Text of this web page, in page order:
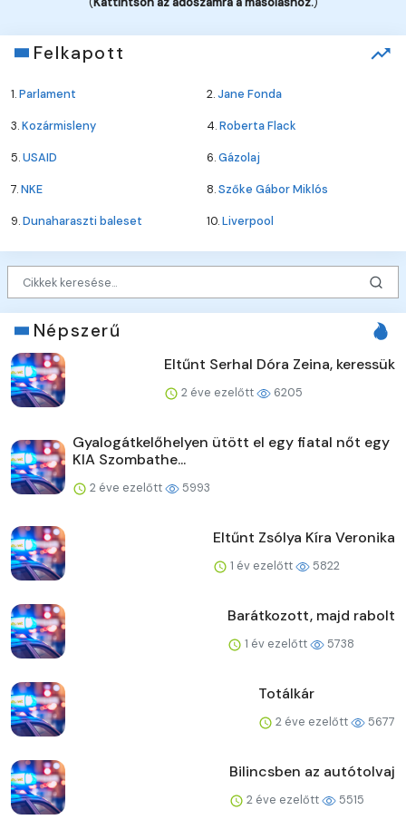
Felkapott
1.Parlament 2.Jane Fonda
3.Kozármisleny 4.Roberta Flack
5.USAID 6.Gázolaj
7.NKE 8.Szőke Gábor Miklós
9.Dunaharaszti baleset 10.Liverpool
Népszerű
Eltűnt Serhal Dóra Zeina, keressük
2 éve ezelőtt 6205
Gyalogátkelőhelyen ütött el egy fiatal nőt egy
KIA Szombathe...
2 éve ezelőtt 5993
Eltűnt Zsólya Kíra Veronika
1 év ezelőtt 5822
Barátkozott, majd rabolt
1 év ezelőtt 5738
Totálkár
2 éve ezelőtt 5677
Bilincsben az autótolvaj
2 éve ezelőtt 5515